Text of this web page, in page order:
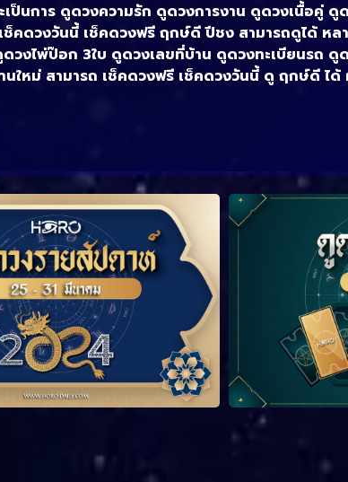
เป็นการ ดูดวงความรัก ดูดวงการงาน ดูดวงเนื้อคู่
คดวงวันนี้ เช็คดวงฟรี ฤกษ์ดี ปีชง สามารถดูได้ ห
งไพ่ป๊อก 3ใบ ดูดวงเลขที่บ้าน ดูดวงทะเบียนรถ
หม่ สามารถ เช็คดวงฟรี เช็คดวงวันนี้ ดู ฤกษ์ดี ได้